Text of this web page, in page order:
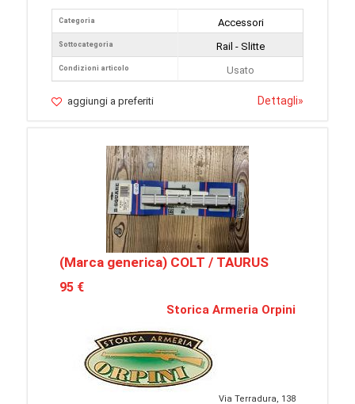
Categoria
Sottocategoria
Condizioni articolo
Accessori
Rail - Slitte
Usato
aggiungi a preferiti Dettagli»
(Marca generica) COLT / TAURUS
95 €
Storica Armeria Orpini
Via Terradura, 138